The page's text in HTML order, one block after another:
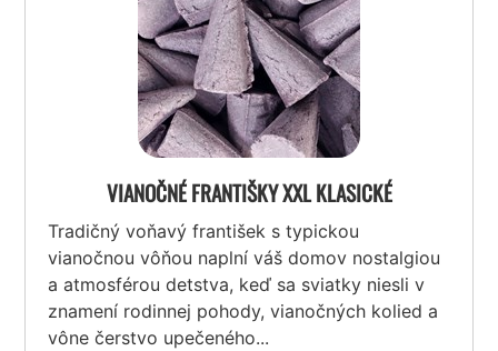
VIANOČNÉ FRANTIŠKY XXL KLASICKÉ
Tradičný voňavý františek s typickou
vianočnou vôňou naplní váš domov nostalgiou
a atmosférou detstva, keď sa sviatky niesli v
znamení rodinnej pohody, vianočných kolied a
vône čerstvo upečeného...